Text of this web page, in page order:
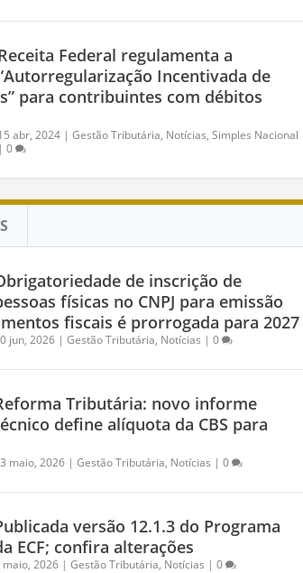
Federal regulamenta a
Incentivada de
para contribuintes com débitos
abr, 2024| Gestão Tributária, Notícias, Simples Nacional
| 0
de inscrição de
físicas no CNPJ para emissão
fiscais é prorrogada para 2027
jun, 2026| Gestão Tributária, Notícias | 0
Tributária: novo informe
define alíquota da CBS para
maio, 2026| Gestão Tributária, Notícias | 0
versão 12.1.3 do Programa
ECF; confira alterações
maio, 2026| Gestão Tributária, Notícias | 0